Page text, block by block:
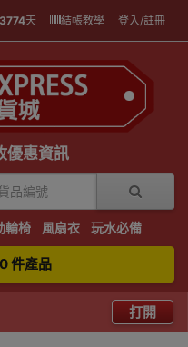
3774天 結帳教學 登入/註冊
優惠資訊
輪椅 風扇衣 玩水必備
件產品
打開